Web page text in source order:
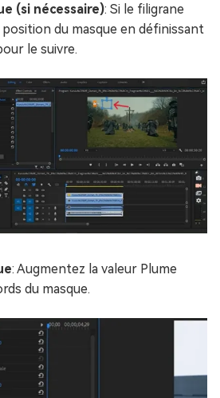
(si nécessaire): Si le filigrane
position du masque en définissant
le suivre.
: Augmentez la valeur Plume
du masque.